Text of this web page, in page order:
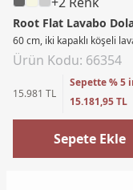
Root Flat Lavabo
60 cm, iki kapaklı köşeli
Ürün Kodu: 66354
15.981 TL
Sepette % 5
15.181,95 TL
Sepete Ekle